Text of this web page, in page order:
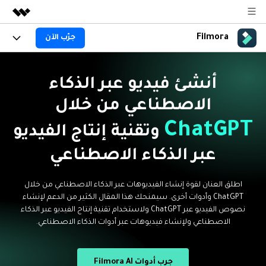
المنتجات المميزة
منتجات إدارة البيانات
غرفة الأخبار
الدعم
Filmora جرّب الآن
الميزات
Filmora AI الجيل القادم من التحرير بالذكاء الاصطناعي
جديد
معلومات الذكاء الاصطناعي
الحلول
سلسلة دورات: Master
Class
برنامج الانجازات من
Filmora
مركز الدعم
اشتر الآن
أنشئ فيديو عبر الذكاء
الاصطناعي من خلال
ChatGPT وتقنية إنتاج الفيديو
عبر الذكاء الاصطناعي
اطلق العنان لقوة إنشاء الفيديوهات عبر الذكاء الاصطناعي من خلال
ChatGPT وأدوات أخرى. سيمنحك هذا المقال الكثير من الدعم لإنشاء
نصوص الفيديو عبر ChatGPT ولاستخدام تقنية إنتاج الفيديو عبر الذكاء
الاصطناعي ولإنشاء فيديوهات عبر أدوات الذكاء الاصطناعي.
جرب أدوات Filmora AI